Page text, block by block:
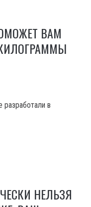
ВАМ
разработали в
НЕЛЬЗЯ